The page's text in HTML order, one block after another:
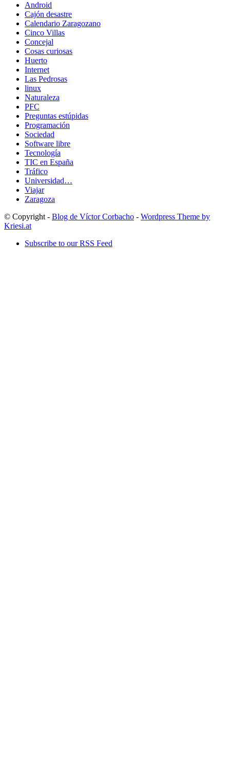
Android
Cajón desastre
Calendario Zaragozano
Cinco Villas
Concejal
Cosas curiosas
Huerto
Internet
Las Pedrosas
linux
Naturaleza
PFC
Preguntas estúpidas
Programación
Sociedad
Software libre
Tecnología
TIC en España
Tráfico
Universidad…
Viajar
Zaragoza
© Copyright - Blog de Víctor Corbacho - Wordpress Theme by
Kriesi.at
Subscribe to our RSS Feed